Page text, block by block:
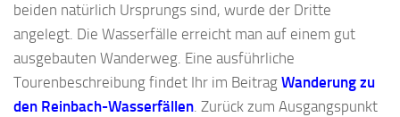
beiden natürlich Ursprungs sind, wurde der Dritte
angelegt. Die Wasserfälle erreicht man auf einem gut
ausgebauten Wanderweg. Eine ausführliche
Tourenbeschreibung findet Ihr im Beitrag Wanderung zu
den Reinbach-Wasserfällen. Zurück zum Ausgangspunkt